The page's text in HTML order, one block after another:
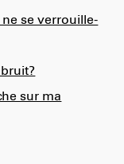
se verrouille-
sur ma